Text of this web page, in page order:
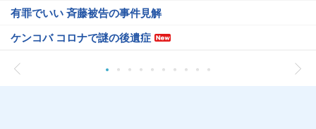
有罪でいい 斉藤被告の事件見解
ケンコバ コロナで謎の後遺症